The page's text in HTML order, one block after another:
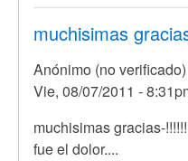
SE
PASÓ......ME
por
Anónimo
verificado)
muchisimas
Anónimo (no verificado)
Vie, 08/07/2011 -
muchisimas gracias-
fue el dolor....